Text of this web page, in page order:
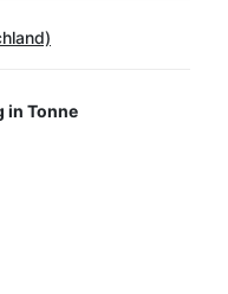
in Tonne